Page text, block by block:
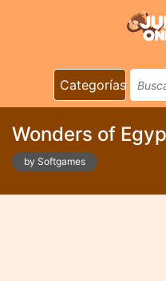
Categorías
Wonders of
by Softgames